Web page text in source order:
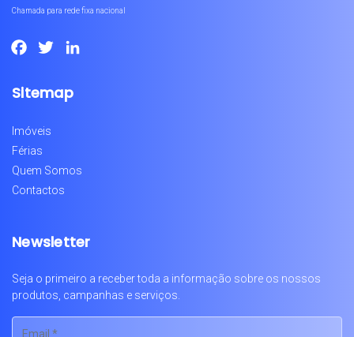
Chamada para rede fixa nacional
Facebook
Twitter
Sitemap
Imóveis
Férias
Quem Somos
Contactos
Newsletter
Seja o primeiro a receber toda a informação sobre os nossos
produtos, campanhas e serviços.